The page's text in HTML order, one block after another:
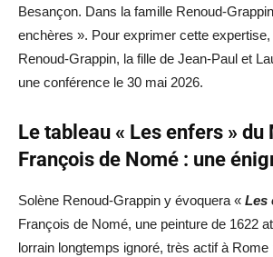
Besançon. Dans la famille Renoud-
enchères ». Pour exprimer cette expertise,
Renoud-Grappin, la fille de Jean-Paul et
une conférence le 30 mai 2026.
Le tableau « Les enfers » du
François de Nomé : une
Solène Renoud-Grappin y évoquera « Les
François de Nomé, une peinture de 1622
lorrain longtemps ignoré, très actif à Rome